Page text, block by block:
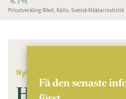
Prisutveckling Riket, Källa: Svensk Mäklarstatistik
ANNONS
Nyheter
Hallå där
Få den senaste